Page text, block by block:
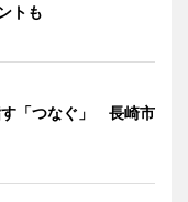
トも
す「つなぐ」 長崎市